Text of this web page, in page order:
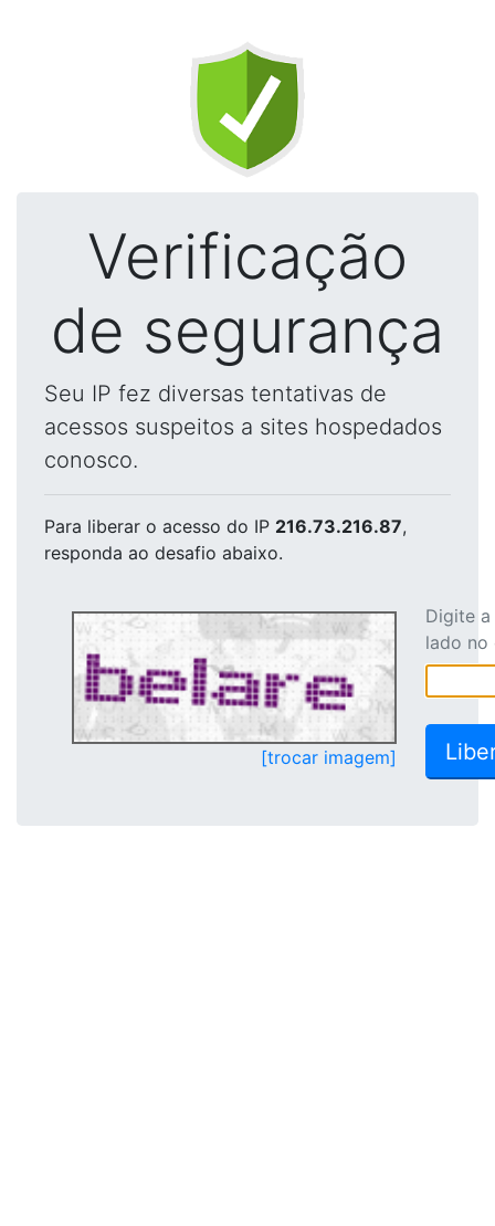
Verificação
de segurança
Seu IP fez diversas tentativas de
acessos suspeitos a sites hospedados
conosco.
Para liberar o acesso do IP 216.73.216.87,
responda ao desafio abaixo.
[trocar imagem]
Digite
lado no